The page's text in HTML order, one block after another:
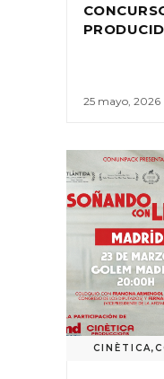
25 mayo, 2026
CINÈTICA,